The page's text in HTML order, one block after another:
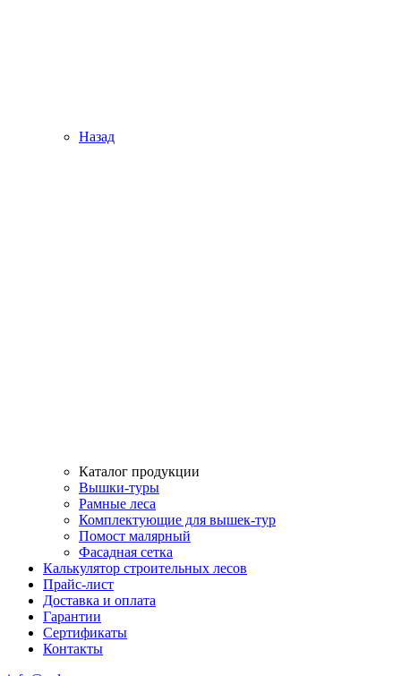
Назад
Каталог продукции
Вышки-туры
Рамные леса
Комплектующие для вышек-тур
Помост малярный
Фасадная сетка
Калькулятор строительных лесов
Прайс-лист
Доставка и оплата
Гарантии
Сертификаты
Контакты